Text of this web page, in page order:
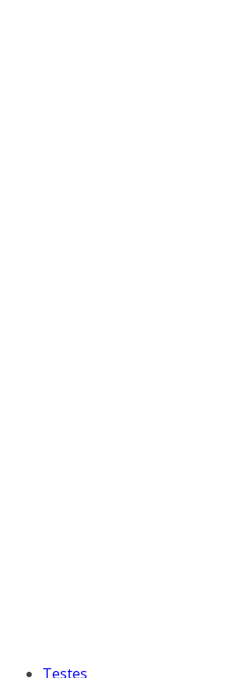
Testes